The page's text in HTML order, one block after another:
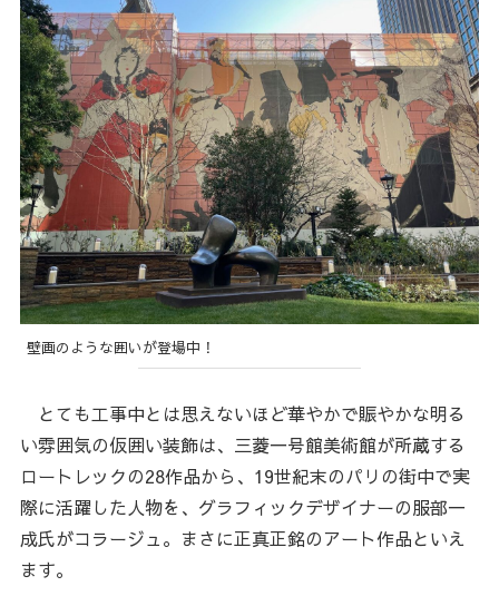
壁画のような囲いが登場中！
とても工事中とは思えないほど華やかで賑やかな明る
い雰囲気の仮囲い装飾は、三菱一号館美術館が所蔵する
ロートレックの28作品から、19世紀末のパリの街中で実
際に活躍した人物を、グラフィックデザイナーの服部一
成氏がコラージュ。まさに正真正銘のアート作品といえ
ます。